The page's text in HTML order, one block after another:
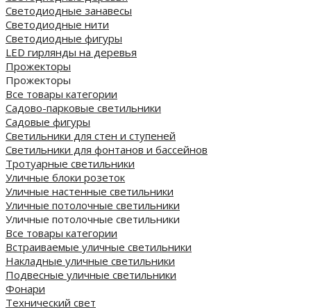
Светодиодные занавесы
Светодиодные нити
Светодиодные фигуры
LED гирлянды на деревья
Прожекторы
Прожекторы
Все товары категории
Садово-парковые светильники
Садовые фигуры
Светильники для стен и ступеней
Светильники для фонтанов и бассейнов
Тротуарные светильники
Уличные блоки розеток
Уличные настенные светильники
Уличные потолочные светильники
Уличные потолочные светильники
Все товары категории
Встраиваемые уличные светильники
Накладные уличные светильники
Подвесные уличные светильники
Фонари
Технический свет